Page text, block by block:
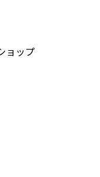
ョップ